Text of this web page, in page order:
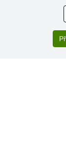
Super
Sortiment za